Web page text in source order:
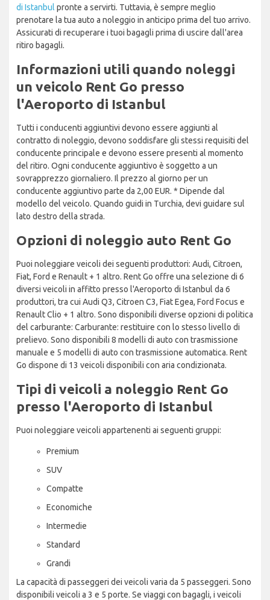
di Istanbul pronte a servirti. Tuttavia, è sempre meglio
prenotare la tua auto a noleggio in anticipo prima del tuo arrivo.
Assicurati di recuperare i tuoi bagagli prima di uscire dall'area
ritiro bagagli.
Informazioni utili quando noleggi
un veicolo Rent Go presso
l'Aeroporto di Istanbul
Tutti i conducenti aggiuntivi devono essere aggiunti al
contratto di noleggio, devono soddisfare gli stessi requisiti del
conducente principale e devono essere presenti al momento
del ritiro. Ogni conducente aggiuntivo è soggetto a un
sovrapprezzo giornaliero. Il prezzo al giorno per un
conducente aggiuntivo parte da 2,00 EUR. * Dipende dal
modello del veicolo. Quando guidi in Turchia, devi guidare sul
lato destro della strada.
Opzioni di noleggio auto Rent Go
Puoi noleggiare veicoli dei seguenti produttori: Audi, Citroen,
Fiat, Ford e Renault + 1 altro. Rent Go offre una selezione di 6
diversi veicoli in affitto presso l'Aeroporto di Istanbul da 6
produttori, tra cui Audi Q3, Citroen C3, Fiat Egea, Ford Focus e
Renault Clio + 1 altro. Sono disponibili diverse opzioni di politica
del carburante: Carburante: restituire con lo stesso livello di
prelievo. Sono disponibili 8 modelli di auto con trasmissione
manuale e 5 modelli di auto con trasmissione automatica. Rent
Go dispone di 13 veicoli disponibili con aria condizionata.
Tipi di veicoli a noleggio Rent Go
presso l'Aeroporto di Istanbul
Puoi noleggiare veicoli appartenenti ai seguenti gruppi:
Premium
SUV
Compatte
Economiche
Intermedie
Standard
Grandi
La capacità di passeggeri dei veicoli varia da 5 passeggeri. Sono
disponibili veicoli a 3 e 5 porte. Se viaggi con bagagli, i veicoli